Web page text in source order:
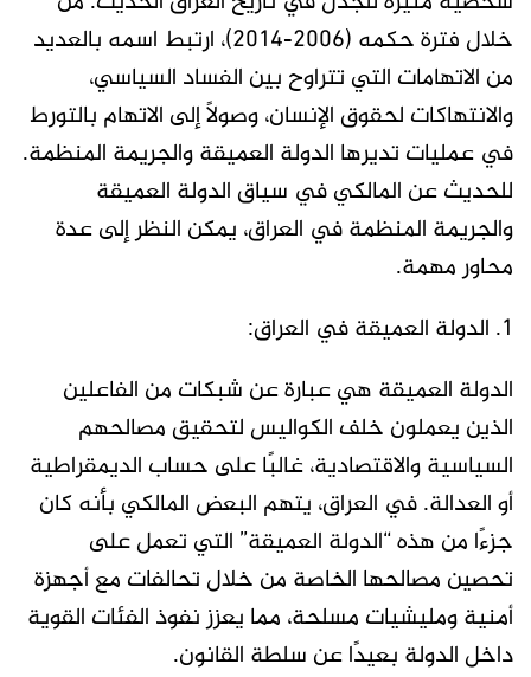
خلال فترة حكمه (2006-2014)، ارتبط اسمه بالعديد
من الاتهامات التي تتراوح بين الفساد السياسي،
والانتهاكات لحقوق الإنسان، وصولًا إلى الاتهام بالتورط
في عمليات تديرها الدولة العميقة والجريمة المنظمة.
للحديث عن المالكي في سياق الدولة العميقة
والجريمة المنظمة في العراق، يمكن النظر إلى عدة
محاور مهمة.
1. الدولة العميقة في العراق:
الدولة العميقة هي عبارة عن شبكات من الفاعلين
الذين يعملون خلف الكواليس لتحقيق مصالحهم
السياسية والاقتصادية، غالبًا على حساب الديمقراطية
أو العدالة. في العراق، يتهم البعض المالكي بأنه كان
جزءًا من هذه “الدولة العميقة” التي تعمل على
تحصين مصالحها الخاصة من خلال تحالفات مع أجهزة
أمنية ومليشيات مسلحة، مما يعزز نفوذ الفئات القوية
داخل الدولة بعيدًا عن سلطة القانون.